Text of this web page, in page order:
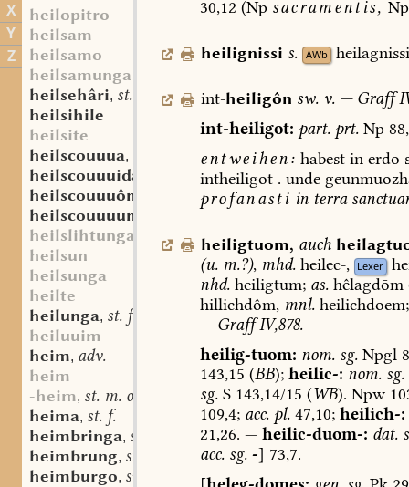
X
Y
Z
heilopitro
heilsam
heilsamo
heilsamunga
heilsehâri, st. m.
heilsihile
heilsite
heilscouuua,
heilscouuuida
heilscouuuôn
heilscouuuunga
heilslihtunga
heilsun
heilsunga
heilte
heilunga, st. f.
heiluuim
heim, adv.
heim
-heim, st. m. oder n.
heima, st. f.
heimbringa, sw. f.
heimbrung, st. m.
heimburgo, sw. m.
30,12 (Np sacramentis,
heilignissi s. AWb
int-heiligôn sw. v. —Graff
int-heiligot: part.prt.Np
entweihen: habest in erdo
intheiligot . unde
profanasti in terra
heiligtuom, auch
(u.m.?), mhd. heilec-, Lexer
nhd.heiligtum; as.hêlagdōm
hillichdôm, mnl.heilichdoem;
— GraffIV,878.
heilig-tuom: nom.sg.Npgl
143,15 (BB); heilic-: nom.sg.
sg.S143,14/15 (WB). Npw
109,4; acc.pl.47,10; heilich-:
21,26. — heilic-duom-: dat.
acc.sg. -] 73,7.